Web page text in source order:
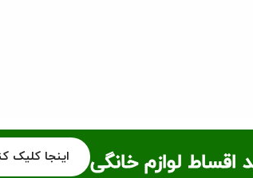
اقساط لوازم خانگی اینجا کلیک